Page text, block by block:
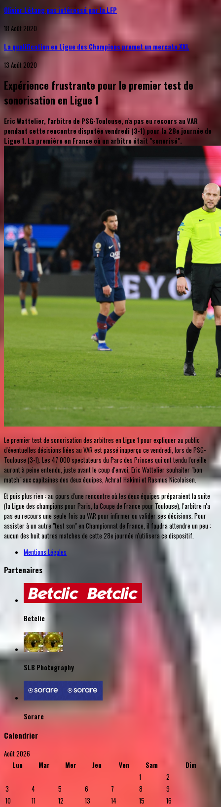
Olivier Létang pas intéressé par la LFP
18 Août 2020
La qualification en Ligue des Champions promet un mercato XXL
13 Août 2020
Expérience frustrante pour le premier test de
sonorisation en Ligue 1
Eric Wattelier, l'arbitre de PSG-Toulouse, n'a pas eu recours au VAR
pendant cette rencontre disputée vendredi (3-1) pour la 28e journée de
Ligue 1. La première en France où un arbitre était "sonorisé".
Le premier test de sonorisation des arbitres en Ligue 1 pour expliquer au public
d'éventuelles décisions liées au VAR est passé inaperçu ce vendredi, lors de PSG-
Toulouse (3-1). Les 47 000 spectateurs du Parc des Princes qui ont tendu l'oreille
auront à peine entendu, juste avant le coup d'envoi, Eric Wattelier souhaiter "bon
match" aux capitaines des deux équipes, Achraf Hakimi et Rasmus Nicolaisen.
Et puis plus rien : au cours d'une rencontre où les deux équipes préparaient la suite
(la Ligue des champions pour Paris, la Coupe de France pour Toulouse), l'arbitre n'a
pas eu recours une seule fois au VAR pour infirmer ou valider ses décisions. Pour
assister à un autre "test son" en Championnat de France, il faudra attendre un peu :
aucun des huit autres matches de cette 28e journée n'utilisera ce dispositif.
Mentions Légales
Partenaires
Betclic
SLB Photography
Sorare
Calendrier
Août 2026
Lun
Mar Mer Jeu Ven Sam
Dim
1
2
3
4 5 6 7 8
9
10
11 12 13 14 15 16